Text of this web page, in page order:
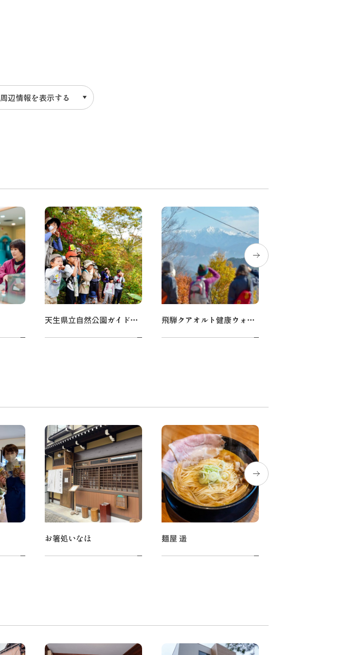
周辺情報を表示する
天生県立自然公園ガイドウォーク 飛騨クアオルト健康ウォーキング
お箸処いなほ 麺屋 遥